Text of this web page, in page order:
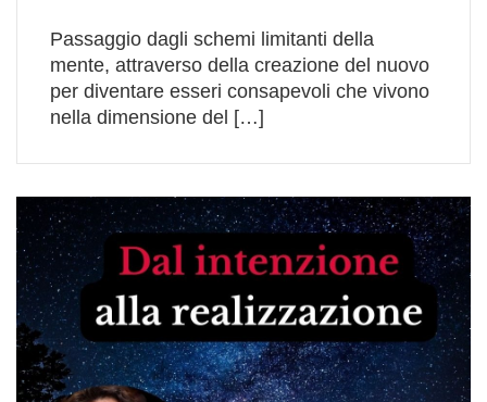
Passaggio dagli schemi limitanti della
mente, attraverso della creazione del nuovo
per diventare esseri consapevoli che vivono
nella dimensione del […]